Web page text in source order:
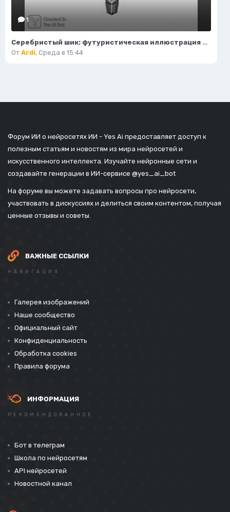
1
Серебристый шик: футуристическая иллюстрация высокой моды. Изображение из нейросети Flux.1
От Ardi, Среда в 15:44
Форум ИИ о нейросетях ИИ - Yes Ai предоставляет доступ к
полезным статьям и новостям из мира нейросетей и
искусственного интеллекта. Изучайте нейронные сети и
создавайте генерации в ИИ-сервисе @yes_ai_bot
На форуме вы можете задавать вопросы про нейросети,
участвовать в дискуссиях и делиться своим контентом, получая
ценные отзывы и советы.
ВАЖНЫЕ ССЫЛКИ
НАВИГАЦИЯ
Галерея изображений
Наше сообщество
Официальный сайт
Конфиденциальность
Обработка cookies
Правила форума
ИНФОРМАЦИЯ
РЕКОМЕНДОВАННОЕ
Бот в телеграм
Школа по нейросетям
API нейросетей
Новостной канал